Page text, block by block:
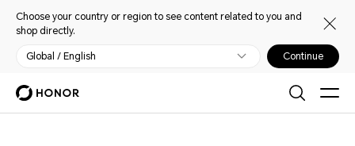
Choose your country or region to see content related to you and
shop directly.
Global / English Continue